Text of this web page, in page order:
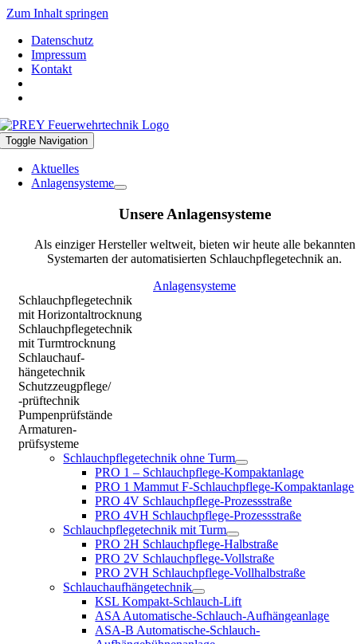
Zum Inhalt springen
Datenschutz
Impressum
Kontakt
Toggle Navigation
Aktuelles
Anlagensysteme
Unsere Anlagensysteme
Als einziger Hersteller weltweit, bieten wir heute alle bekannten
Systemarten der automatisierten Schlauchpflegetechnik an.
Anlagensysteme
Schlauchpflegetechnik
mit Horizontaltrocknung
Schlauchpflegetechnik
mit Turmtrocknung
Schlauchauf-
hängetechnik
Schutzzeugpflege/
-prüftechnik
Pumpenprüfstände
Armaturen-
prüfsysteme
Schlauchpflegetechnik ohne Turm
PRO 1 – Schlauchpflege-Kompaktanlage
PRO 1 Mammut F-Schlauchpflege-Kompaktanlage
PRO 4V Schlauchpflege-Prozessstraße
PRO 4VH Schlauchpflege-Prozessstraße
Schlauchpflegetechnik mit Turm
PRO 2H Schlauchpflege-Halbstraße
PRO 2V Schlauchpflege-Vollstraße
PRO 2VH Schlauchpflege-Vollhalbstraße
Schlauchaufhängetechnik
KSL Kompakt-Schlauch-Lift
ASA Automatische-Schlauch-Aufhängeanlage
ASA-B Automatische-Schlauch-